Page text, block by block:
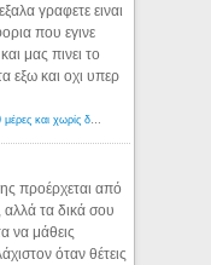
γραφετε ειναι
που εγινε
μας πινει το
εξω και οχι υπερ
Εφορία: Κατάσχονται όλα ύστερα από 30 μέρες και χωρίς δικαστικές αποφάσεις - Λόγιος Ερμής
προέρχεται από
τα δικά σου
να μάθεις
όταν θέτεις